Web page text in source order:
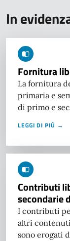
In
Fornitura
La fornitura
primaria e
di primo e
LEGGI DI PIÙ →
Contributi
secondarie
I contributi
altri
sono erogati